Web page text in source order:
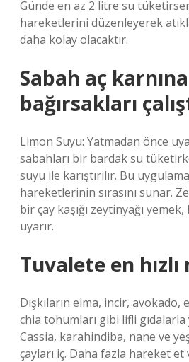
Günde en az 2 litre su
hareketlerini düzenleyerek
daha kolay olacaktır.
Sabah aç
bağırsakları
Limon Suyu: Yatmadan önce
sabahları bir bardak su
suyu ile karıştırılır. Bu
hareketlerinin sırasını sunar.
bir çay kaşığı zeytinyağı yemek,
uyarır.
Tuvalete en hızlı
Dışkıların elma, incir, avokado,
chia tohumları gibi lifli gıdalarla
Cassia, karahindiba, nane ve
çayları iç. Daha fazla hareket et